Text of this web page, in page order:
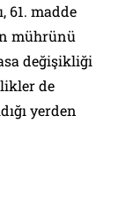
61. madde
mührünü
değişikliği
de
yerden